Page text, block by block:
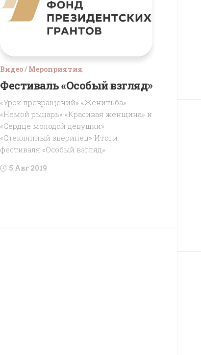
красоты
год
2024
год
Видео/Мероприятия
Фестиваль «Особый взгляд»
«Урок превращений» «Женитьба»
«Немой рыцарь» «Красивая женщина» и
«Сердце молодой девушки»
«Стеклянный зверинец» Итоги
фестиваля «Особый взгляд»
5 Авг 2019